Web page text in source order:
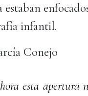
infantil.
Conejo
esta apertura